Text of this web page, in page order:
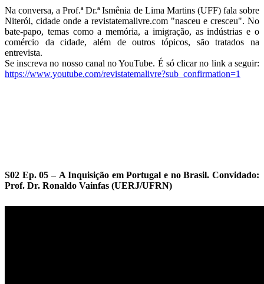
Na conversa, a Prof.ª Dr.ª Ismênia de Lima Martins (UFF) fala sobre
Niterói, cidade onde a revistatemalivre.com "nasceu e cresceu". No
bate-papo, temas como a memória, a imigração, as indústrias e o
comércio da cidade, além de outros tópicos, são tratados na
entrevista.
Se inscreva no nosso canal no YouTube. É só clicar no link a seguir:
https://www.youtube.com/revistatemalivre?sub_confirmation=1
S02 Ep. 05 – A Inquisição em Portugal e no Brasil. Convidado:
Prof. Dr. Ronaldo Vainfas (UERJ/UFRN)